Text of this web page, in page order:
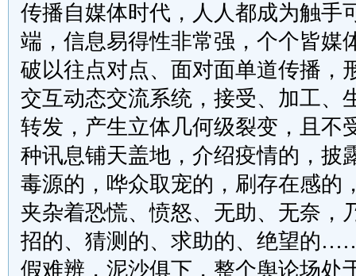
传播自媒体时代，人人都成为触手
端，信息易得性非常强，个个皆媒
破以往点对点、面对面单道传播，
交互动态交流系统，接受、加工、
转发，产生立体几何级裂变，且不
种讯息铺天盖地，介绍疫情的，披
毒源的，哗众取宠的，刷存在感的
夹杂着恐慌、愤怒、无助、无奈，
招的、猜测的、求助的、绝望的
假难辨，泥沙俱下，整个舆论场处